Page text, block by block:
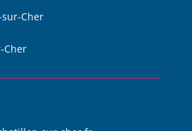
Cher
Cher